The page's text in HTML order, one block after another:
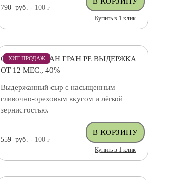
790 руб. - 100г
Купить в 1 клик
ХИТ ПРОДАЖ
СЫР ПАРМЕЗАН ГРАН РЕ ВЫДЕРЖКА
ОТ 12 МЕС., 40%
Выдержанный сыр с насыщенным
сливочно-ореховым вкусом и лёгкой
зернистостью.
559 руб. - 100г
Купить в 1 клик